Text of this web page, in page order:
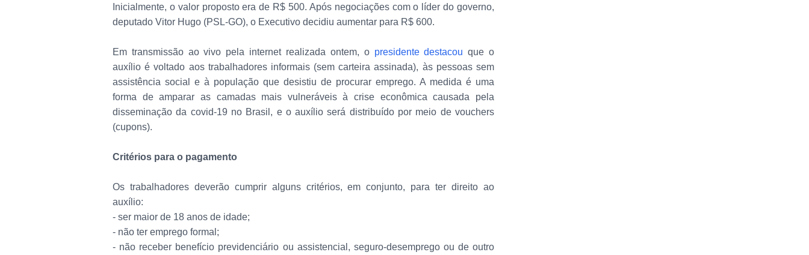
Inicialmente, o valor proposto era de R$ 500. Após negociações com o líder do governo,
deputado Vitor Hugo (PSL-GO), o Executivo decidiu aumentar para R$ 600.
Em transmissão ao vivo pela internet realizada ontem, o presidente destacou que o
auxílio é voltado aos trabalhadores informais (sem carteira assinada), às pessoas sem
assistência social e à população que desistiu de procurar emprego. A medida é uma
forma de amparar as camadas mais vulneráveis à crise econômica causada pela
disseminação da covid-19 no Brasil, e o auxílio será distribuído por meio de vouchers
(cupons).
Critérios para o pagamento
Os trabalhadores deverão cumprir alguns critérios, em conjunto, para ter direito ao
auxílio:
- ser maior de 18 anos de idade;
- não ter emprego formal;
- não receber benefício previdenciário ou assistencial, seguro-desemprego ou de outro